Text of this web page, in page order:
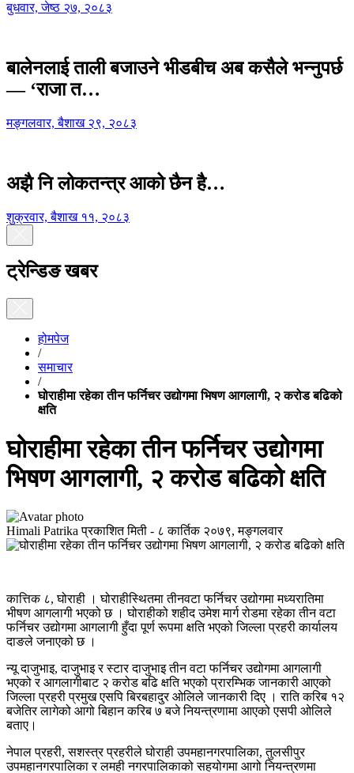
बुधवार, जेष्ठ २७, २०८३
बालेनलाई ताली बजाउने भीडबीच अब कसैले भन्नुपर्छ
— ‘राजा त…
मङ्गलवार, बैशाख २९, २०८३
अझै नि लोकतन्त्र आको छैन है…
शुक्रवार, बैशाख ११, २०८३
ट्रेन्डिङ खबर
होमपेज
/
समाचार
/
घोराहीमा रहेका तीन फर्निचर उद्योगमा भिषण आगलागी, २ करोड बढिको
क्षति
घोराहीमा रहेका तीन फर्निचर उद्योगमा
भिषण आगलागी, २ करोड बढिको क्षति
Himali Patrika प्रकाशित मिती - ८ कार्तिक २०७९, मङ्गलवार
कात्तिक ८, घोराही । घोराहीस्थितमा तीनवटा फर्निचर उद्योगमा मध्यरातिमा
भीषण आगलागी भएको छ । घोराहीको शहीद उमेश मार्ग रोडमा रहेका तीन वटा
फर्निचर उद्योगमा आगलागी हुँदा पूर्ण रूपमा क्षति भएको जिल्ला प्रहरी कार्यालय
दाङले जनाएको छ ।
न्यू दाजुभाइ, दाजुभाइ र स्टार दाजुभाइ तीन वटा फर्निचर उद्योगमा आगलागी
भएको र आगलागीबाट २ करोड बढि क्षति भएको प्रारम्भिक जानकारी आएको
जिल्ला प्रहरी प्रमुख एसपि बिरबहादुर ओलिले जानकारी दिए । राति करिब १२
बजेतिर लागेको आगो बिहान करिब ७ बजे नियन्त्रणामा आएको एसपी ओलिले
बताए।
नेपाल प्रहरी, सशस्त्र प्रहरीले घोराही उपमहानगरपालिका, तुलसीपुर
उपमहानगरपालिका र लमही नगरपालिकाको सहयोगमा आगो नियन्त्रणमा